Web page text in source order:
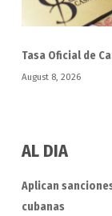
Tasa Oficial de
August 8, 2026
AL DIA
Aplican
cubanas